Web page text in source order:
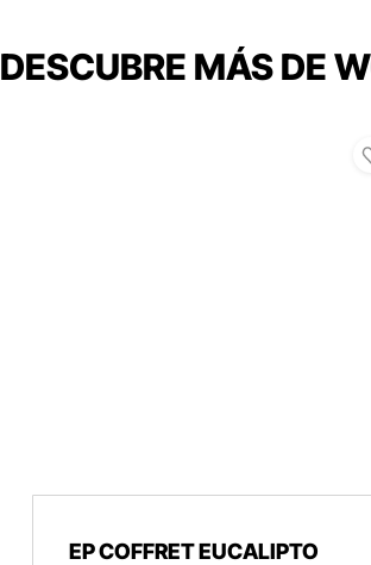
DESCUBRE MÁS DE
EP COFFRET EUCALIPTO